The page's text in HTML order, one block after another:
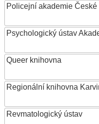
Policejní akademie
Psychologický ústav
Queer knihovna
Regionální knihovna
Revmatologický ústav